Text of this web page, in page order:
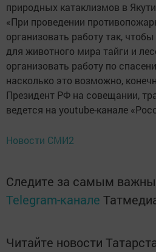
природных катаклизмов в
«При проведении
организовать работу так,
для животного мира тайги и
организовать работу по
насколько это возможно,
Президент РФ на совещании,
ведется на youtube-канале
Новости СМИ2
Следите за самым
Telegram-канале
Читайте новости